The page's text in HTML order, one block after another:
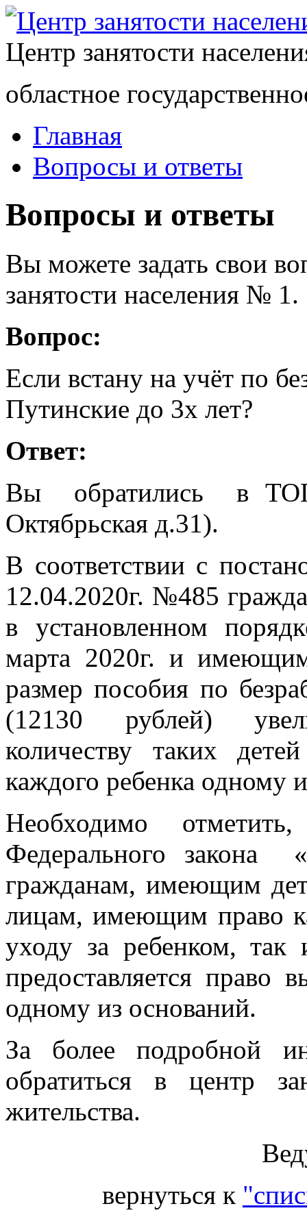
Центр занятости
областное
Главная
Вопросы и ответы
Вопросы и ответы
Вы можете задать свои
занятости населения № 1.
Вопрос:
Если встану на учёт по
Путинские до 3х лет?
Ответ:
Вы обратились в
Октябрьская д.31).
В соответствии с
12.04.2020г. №485
в установленном
марта 2020г. и
размер пособия по
(12130 рублей)
количеству таких
каждого ребенка одному
Необходимо
Федерального закона
гражданам, имеющим
лицам, имеющим право
уходу за ребенком, так
предоставляется
одному из оснований.
За более подробной
обратиться в центр
жительства.
вернуться к